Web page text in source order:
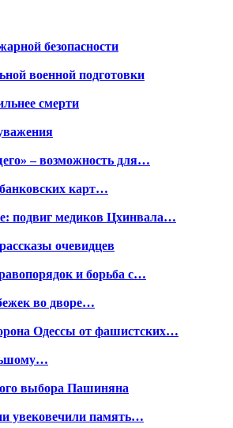
безопасности
военной подготовки
смерти
– возможность для…
карт…
подвиг медиков Цхинвала…
очевидцев
и борьба с…
во дворе…
Одессы от фашистских…
выбора Пашиняна
увековечили память…